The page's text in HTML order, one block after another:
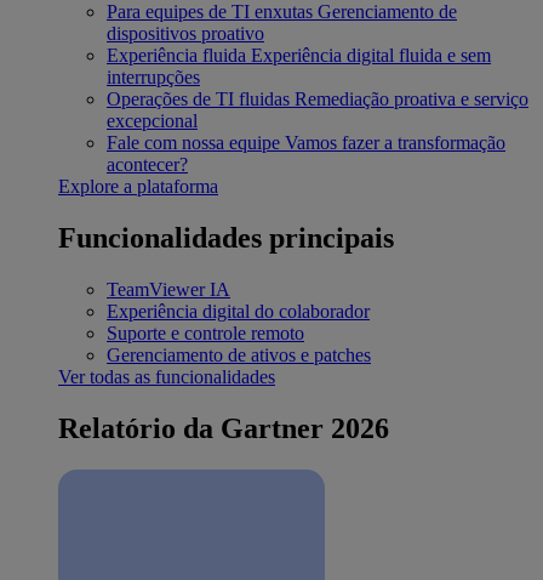
Para equipes de TI enxutas Gerenciamento de
dispositivos proativo
Experiência fluida Experiência digital fluida e sem
interrupções
Operações de TI fluidas Remediação proativa e serviço
excepcional
Fale com nossa equipe Vamos fazer a transformação
acontecer?
Explore a plataforma
Funcionalidades principais
TeamViewer IA
Experiência digital do colaborador
Suporte e controle remoto
Gerenciamento de ativos e patches
Ver todas as funcionalidades
Relatório da Gartner 2026